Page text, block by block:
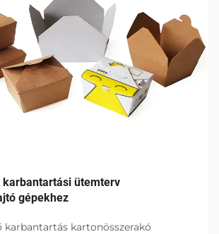
karbantartási ütemterv
gépekhez
karbantartás kartonösszerakó